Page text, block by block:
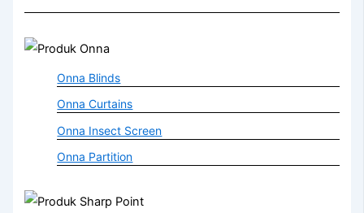
Onna Blinds
Onna Curtains
Onna Insect Screen
Onna Partition